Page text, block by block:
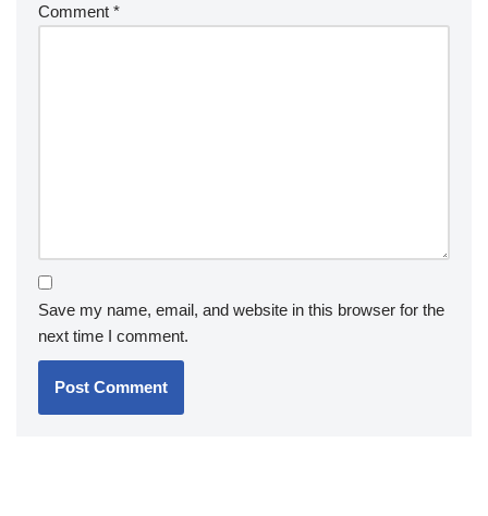
Comment *
Save my name, email, and website in this browser for the
next time I comment.